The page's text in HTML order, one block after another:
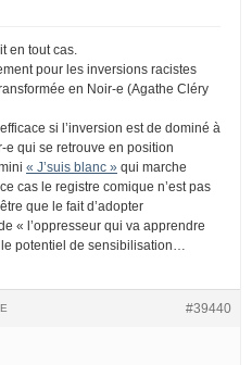
en tout cas.
pour les inversions racistes
en Noir-e (Agathe Cléry
si l’inversion est de dominé à
e qui se retrouve en position
« J’suis blanc » qui marche
cas le registre comique n’est pas
que le fait d’adopter
« l’oppresseur qui va apprendre
potentiel de sensibilisation…
#39440